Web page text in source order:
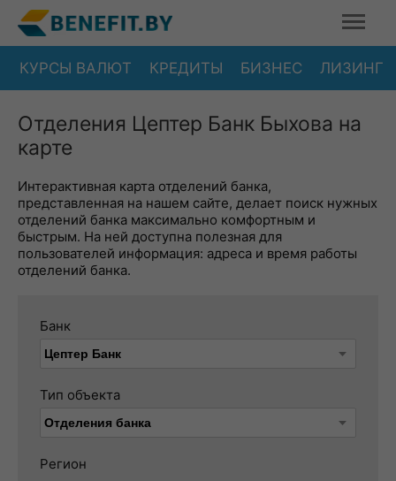
КУРСЫ ВАЛЮТ КРЕДИТЫ БИЗНЕС ЛИЗИНГ
Отделения Цептер Банк Быхова на
карте
Интерактивная карта отделений банка,
представленная на нашем сайте, делает поиск нужных
отделений банка максимально комфортным и
быстрым. На ней доступна полезная для
пользователей информация: адреса и время работы
отделений банка.
Банк
Тип объекта
Регион